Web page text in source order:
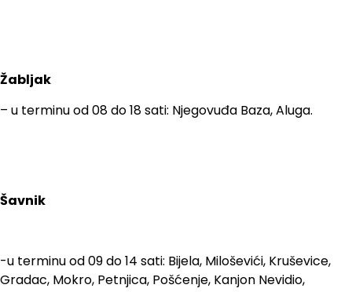
Žabljak
– u terminu od 08 do 18 sati: Njegovuđa Baza, Aluga.
Šavnik
-u terminu od 09 do 14 sati: Bijela, Miloševići, Kruševice,
Gradac, Mokro, Petnjica, Pošćenje, Kanjon Nevidio,